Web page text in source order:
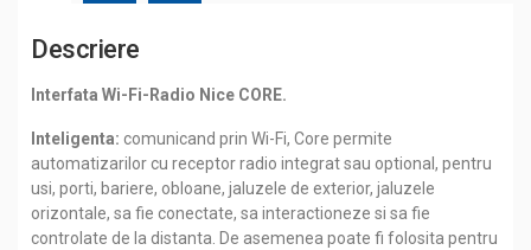
Descriere
Interfata Wi-Fi-Radio Nice CORE.
Inteligenta: comunicand prin Wi-Fi, Core permite
automatizarilor cu receptor radio integrat sau optional, pentru
usi, porti, bariere, obloane, jaluzele de exterior, jaluzele
orizontale, sa fie conectate, sa interactioneze si sa fie
controlate de la distanta. De asemenea poate fi folosita pentru